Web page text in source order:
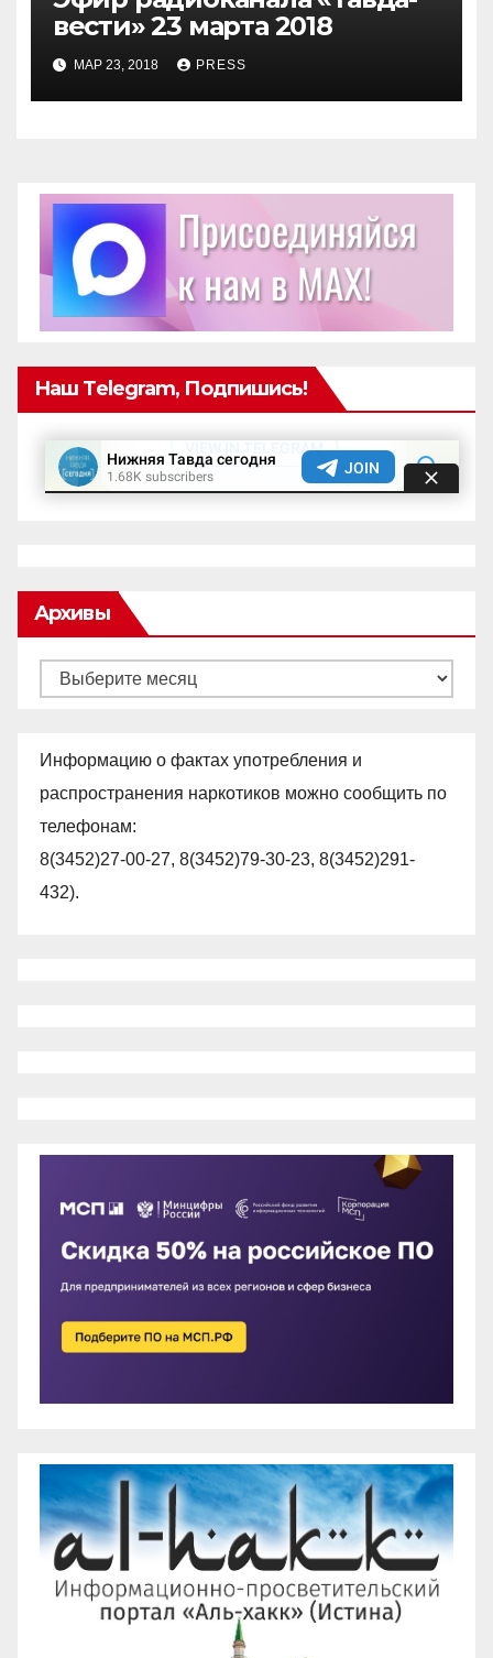
вести» 23 марта 2018
МАР 23, 2018 PRESS
Наш Telegram, Подпишись!
Архивы
Архивы
Информацию о фактах употребления и
распространения наркотиков можно сообщить по
телефонам:
8(3452)27-00-27, 8(3452)79-30-23, 8(3452)291-
432).